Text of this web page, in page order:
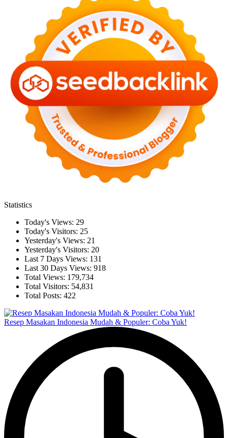
Statistics
Today's Views: 29
Today's Visitors: 25
Yesterday's Views: 21
Yesterday's Visitors: 20
Last 7 Days Views: 131
Last 30 Days Views: 918
Total Views: 179,734
Total Visitors: 54,831
Total Posts: 422
Resep Masakan Indonesia Mudah & Populer: Coba Yuk!